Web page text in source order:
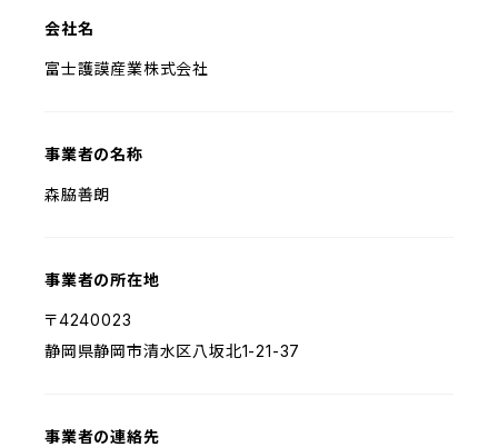
会社名
富士護謨産業株式会社
事業者の名称
森脇善朗
事業者の所在地
〒4240023
静岡県静岡市清水区八坂北1-21-37
事業者の連絡先